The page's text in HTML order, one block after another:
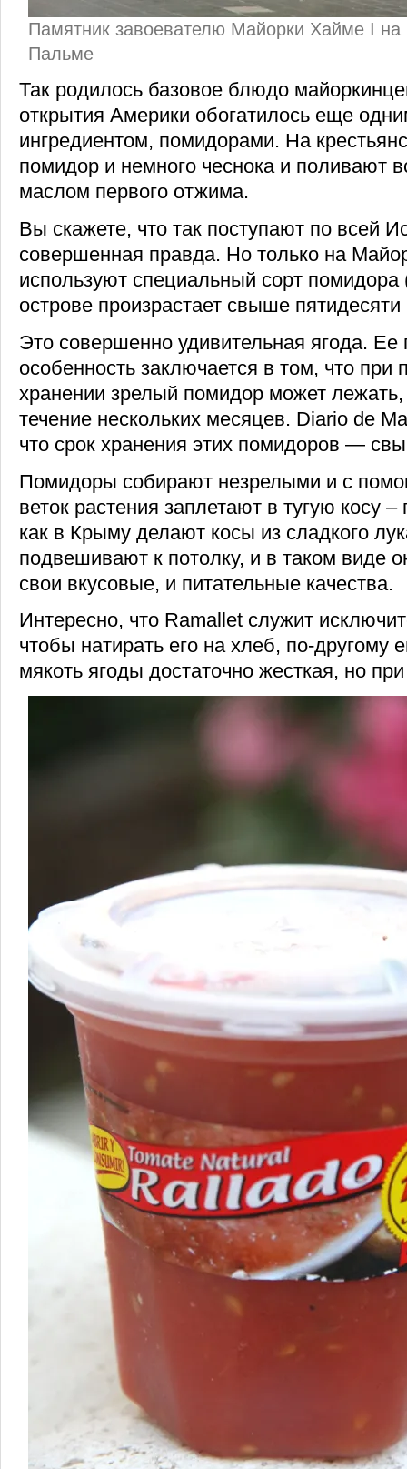
Памятник завоевателю Майорки Хайме I
Пальме
Так родилось базовое блюдо
открытия Америки обогатилось еще
ингредиентом, помидорами. На
помидор и немного чеснока и поливают
маслом первого отжима.
Вы скажете, что так поступают по всей
совершенная правда. Но только на
используют специальный сорт помидора
острове произрастает свыше
Это совершенно удивительная ягода. Ее
особенность заключается в том, что при
хранении зрелый помидор может лежать,
течение нескольких месяцев. Diario de
что срок хранения этих помидоров —
Помидоры собирают незрелыми и с
веток растения заплетают в тугую косу
как в Крыму делают косы из сладкого
подвешивают к потолку, и в таком виде
свои вкусовые, и питательные качества.
Интересно, что Ramallet служит
чтобы натирать его на хлеб, по-другому
мякоть ягоды достаточно жесткая, но